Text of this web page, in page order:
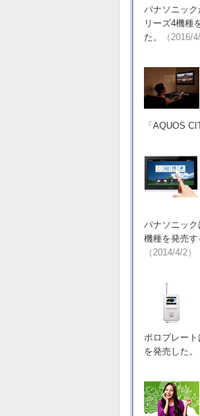
パナソニック
リーズ4機種
た。
（2016/
「AQUOS
パナソニッ
機種を発売す
（2014/4/2）
ポロプレー
を発売した。